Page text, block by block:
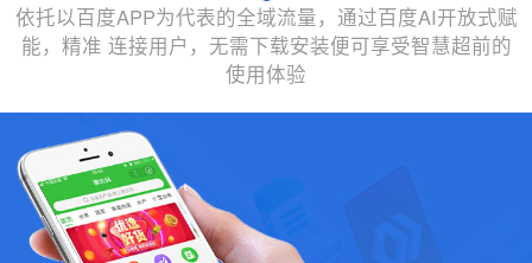
依托以百度APP为代表的全域流量，通过百度AI开放式赋
能，精准 连接用户，无需下载安装便可享受智慧超前的
使用体验